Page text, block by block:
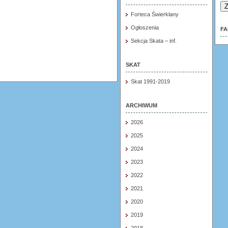
Forteca Świerklany
Ogłoszenia
Sekcja Skata – inf.
SKAT
Skat 1991-2019
ARCHIWUM
2026
2025
2024
2023
2022
2021
2020
2019